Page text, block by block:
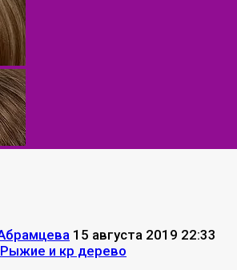
15 августа 2019 22:33
Рыжие и кр дерево